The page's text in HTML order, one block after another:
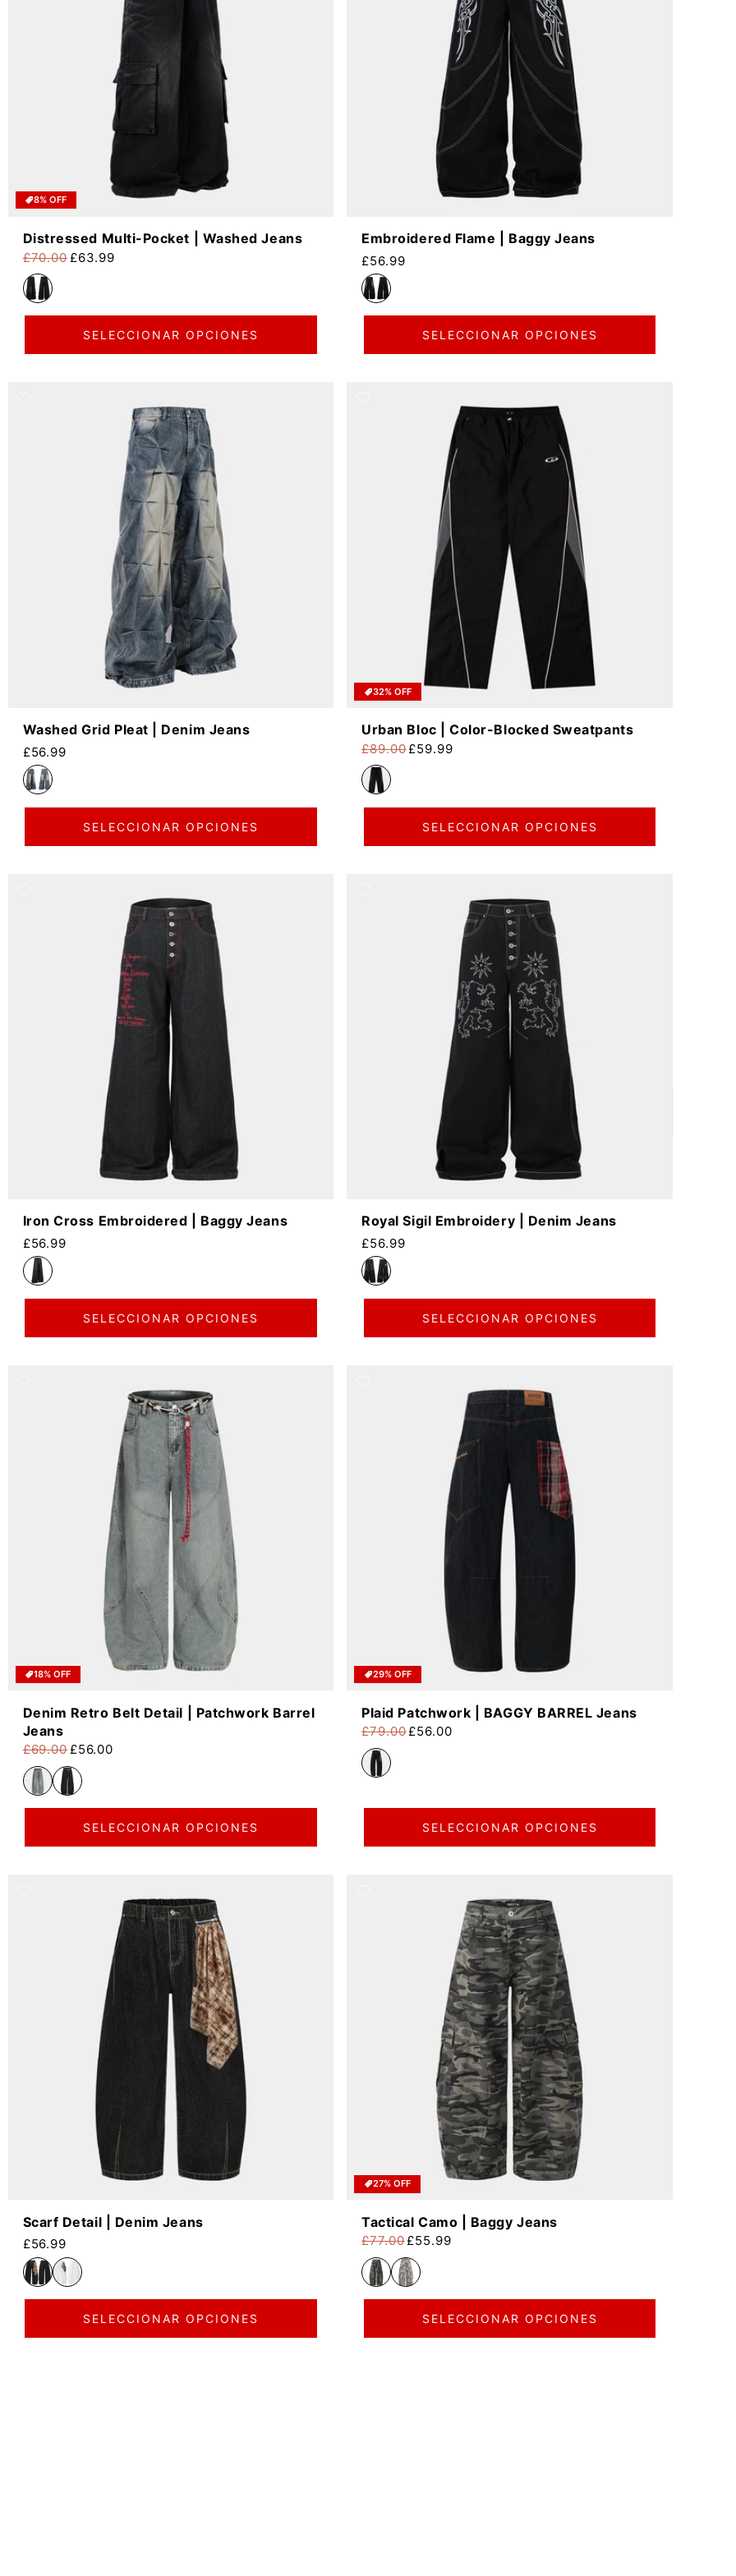
8% OFF
Distressed Multi-Pocket | Washed Jeans
Precio habitual
£70.00
Precio de oferta
£63.99
SELECCIONAR OPCIONES
Embroidered Flame | Baggy Jeans
Precio habitual
£56.99
SELECCIONAR OPCIONES
Washed Grid Pleat | Denim Jeans
Precio habitual
£56.99
SELECCIONAR OPCIONES
32% OFF
Urban Bloc | Color-Blocked Sweatpants
Precio habitual
£89.00
Precio de oferta
£59.99
SELECCIONAR OPCIONES
Iron Cross Embroidered | Baggy Jeans
Precio habitual
£56.99
SELECCIONAR OPCIONES
Royal Sigil Embroidery | Denim Jeans
Precio habitual
£56.99
SELECCIONAR OPCIONES
18% OFF
Denim Retro Belt Detail | Patchwork Barrel
Jeans
Precio habitual
£69.00
Precio de oferta
£56.00
SELECCIONAR OPCIONES
29% OFF
Plaid Patchwork | BAGGY BARREL Jeans
Precio habitual
£79.00
Precio de oferta
£56.00
SELECCIONAR OPCIONES
Scarf Detail | Denim Jeans
Precio habitual
£56.99
SELECCIONAR OPCIONES
27% OFF
Tactical Camo | Baggy Jeans
Precio habitual
£77.00
Precio de oferta
£55.99
SELECCIONAR OPCIONES